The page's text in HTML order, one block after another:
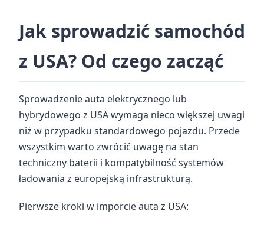
Jak sprowadzić samochód
z USA? Od czego zacząć
Sprowadzenie auta elektrycznego lub
hybrydowego z USA wymaga nieco większej uwagi
niż w przypadku standardowego pojazdu. Przede
wszystkim warto zwrócić uwagę na stan
techniczny baterii i kompatybilność systemów
ładowania z europejską infrastrukturą.
Pierwsze kroki w imporcie auta z USA: